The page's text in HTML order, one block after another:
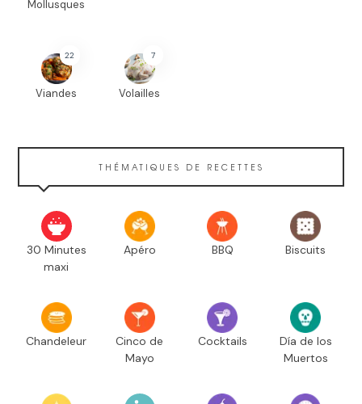
Mollusques
22
Viandes
7
Volailles
THÉMATIQUES DE RECETTES
30 Minutes
maxi
Apéro BBQ Biscuits
Chandeleur
Cinco de
Mayo
Cocktails
Día de los
Muertos